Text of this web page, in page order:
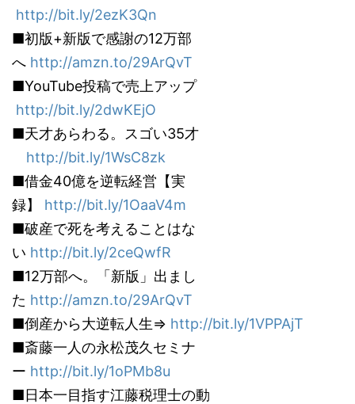
http://bit.ly/2ezK3Qn
■初版+新版で感謝の12万部
へ http://amzn.to/29ArQvT
■YouTube投稿で売上アップ
http://bit.ly/2dwKEjO
■天才あらわる。スゴい35才
http://bit.ly/1WsC8zk
■借金40億を逆転経営【実
録】 http://bit.ly/1OaaV4m
■破産で死を考えることはな
い http://bit.ly/2ceQwfR
■12万部へ。「新版」出まし
た http://amzn.to/29ArQvT
■倒産から大逆転人生⇒ http://bit.ly/1VPPAjT
■斎藤一人の永松茂久セミナ
ー http://bit.ly/1oPMb8u
■日本一目指す江藤税理士の動